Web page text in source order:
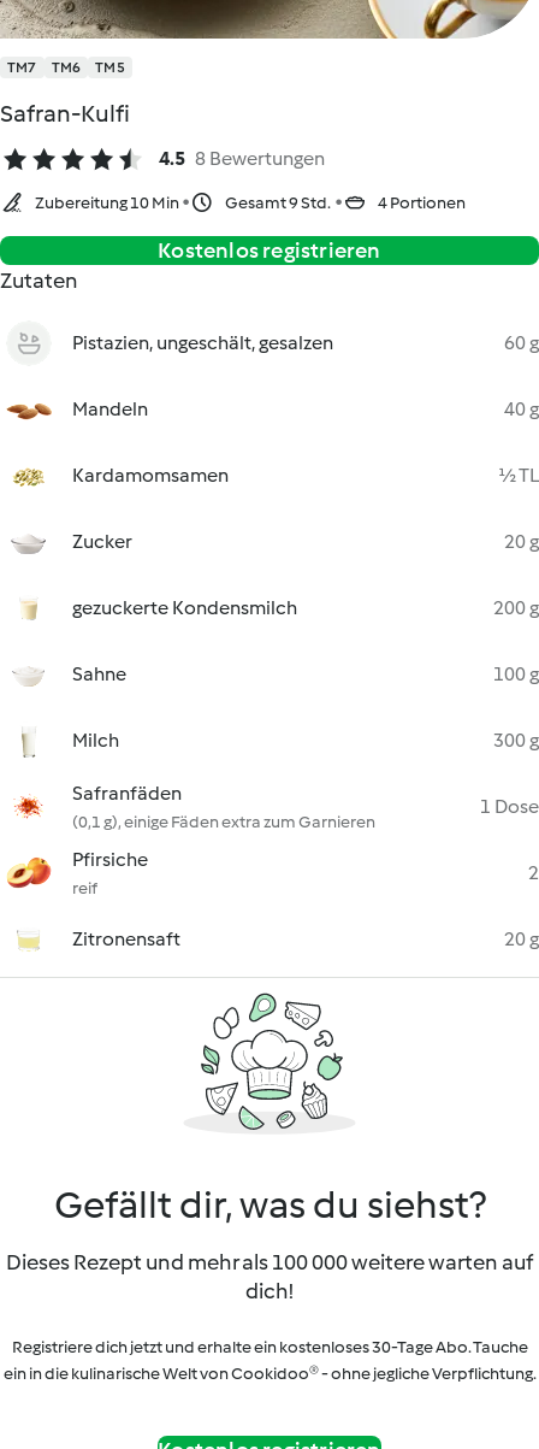
TM7 TM6 TM5
Safran-Kulfi
4.5 8 Bewertungen
Zubereitung 10 Min Gesamt 9 Std. 4 Portionen
Kostenlos registrieren
Zutaten
Pistazien, ungeschält, gesalzen 60 g
Mandeln 40 g
Kardamomsamen ½ TL
Zucker 20 g
gezuckerte Kondensmilch 200 g
Sahne 100 g
Milch 300 g
Safranfäden
(0,1 g), einige Fäden extra zum Garnieren
1 Dose
Pfirsiche
reif
2
Zitronensaft 20 g
Gefällt dir, was du siehst?
Dieses Rezept und mehr als 100 000 weitere warten auf
dich!
Registriere dich jetzt und erhalte ein kostenloses 30-Tage Abo. Tauche
ein in die kulinarische Welt von Cookidoo® - ohne jegliche Verpflichtung.